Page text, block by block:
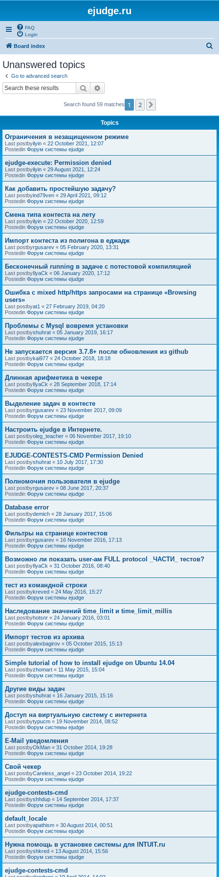
ejudge.ru
FAQ
Login
Board index
Unanswered topics
Go to advanced search
Search
Search found 59 matches 1 2
Topics
Ограничения в незащищенном режиме
Last postbyilyin « 22 October 2021, 12:07
Postedin Форум системы ejudge
ejudge-execute: Permission denied
Last postbyilyin « 29 August 2021, 12:24
Postedin Форум системы ejudge
Как добавить простейшую задачу?
Last postbyind79ven « 29 April 2021, 09:12
Postedin Форум системы ejudge
Смена типа контеста на лету
Last postbyilyin « 22 October 2020, 12:59
Postedin Форум системы ejudge
Импорт контеста из полигона в еджадж
Last postbyrgusarev « 05 February 2020, 13:31
Postedin Форум системы ejudge
Бесконечный running в задаче с потестовой компиляцией
Last postbyIlyaCk « 06 January 2020, 17:12
Postedin Форум системы ejudge
Ошибка с mixed http/https запросами на странице «Browsing
users»
Last postbyat1 « 27 February 2019, 04:20
Postedin Форум системы ejudge
Проблемы с Mysql вовремя установки
Last postbyshuhrat « 05 January 2019, 16:17
Postedin Форум системы ejudge
Не запускается версия 3.7.8+ после обновления из github
Last postbykai977 « 24 October 2018, 18:18
Postedin Форум системы ejudge
Длинная арифметика в чекере
Last postbyIlyaCk « 28 September 2018, 17:14
Postedin Форум системы ejudge
Выделение задач в контесте
Last postbyrgusarev « 23 November 2017, 09:09
Postedin Форум системы ejudge
Настроить ejudge в Интернете.
Last postbyoleg_teacher « 06 November 2017, 19:10
Postedin Форум системы ejudge
EJUDGE-CONTESTS-CMD Permission Denied
Last postbyshuhrat « 10 July 2017, 17:30
Postedin Форум системы ejudge
Полномочия пользователя в ejudge
Last postbyrgusarev « 08 June 2017, 20:37
Postedin Форум системы ejudge
Database error
Last postbydemich « 28 January 2017, 15:06
Postedin Форум системы ejudge
Фильтры на странице контестов
Last postbyrgusarev « 16 November 2016, 17:13
Postedin Форум системы ejudge
Возможно ли показать user-ам FULL protocol _ЧАСТИ_ тестов?
Last postbyIlyaCk « 31 October 2016, 08:40
Postedin Форум системы ejudge
тест из командной строки
Last postbykreved « 24 May 2016, 15:27
Postedin Форум системы ejudge
Наследование значений time_limit и time_limit_millis
Last postbyhotsnr « 24 January 2016, 03:01
Postedin Форум системы ejudge
Импорт тестов из архива
Last postbyalexbagirov « 05 October 2015, 15:13
Postedin Форум системы ejudge
Simple tutorial of how to install ejudge on Ubuntu 14.04
Last postbyzhomart « 11 May 2015, 15:04
Postedin Форум системы ejudge
Другие виды задач
Last postbyshuhrat « 16 January 2015, 15:16
Postedin Форум системы ejudge
Доступ на виртуальную систему с интернета
Last postbytypucm « 19 November 2014, 08:52
Postedin Форум системы ejudge
E-Mail уведомления
Last postbyOkMan « 31 October 2014, 19:28
Postedin Форум системы ejudge
Свой чекер
Last postbyCareless_angel « 23 October 2014, 19:22
Postedin Форум системы ejudge
ejudge-contests-cmd
Last postbyshhdup « 14 September 2014, 17:37
Postedin Форум системы ejudge
default_locale
Last postbyapathism « 30 August 2014, 00:51
Postedin Форум системы ejudge
Нужна помощь в установке системы для INTUIT.ru
Last postbyshkred « 13 August 2014, 15:56
Postedin Форум системы ejudge
ejudge-contests-cmd